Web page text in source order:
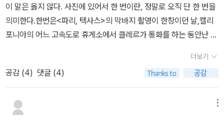
니고 있고,사진을 찍는 이의 시선 그 이상의 것이며인간의 능력을 넘
어선다.말하자면, 모든 사진은 시간의 저편에서, 신의 시야 밖에서이
루어지는 창조행위다...'한 번은 아무것도 아니다'란 속담이 있다. 내
가 아직 어린아이였을 땐 이 말이 꽤 명쾌하게 받아들여졌다. 하지만
적어도 사진에 있어서 이 말은 옳지 않다. 사진에 있어서 한 번이란,정
로 열정적인 사진작가이기도 했다. 첫 번째 사진 전시를 1986년에
이 말은 옳지 않다. 사진에 있어서 한 번이란, 정말로 오직 단 한 번을
의미한다.한번은<파리, 텍사스>의 막바지 촬영이 한창이던 날,캘리
포니아의 어느 고속도로 휴게소에서 클레르가 통화를 하는 동안난 공
없는 상실감에 빠진 채 목적지도 없이 이리저리 차를 몰았다.저녁 무
렵, 유황 냄새가 약간 나는 따뜻한 수돗물을 보며 어리둥절해졌다.알
고 보니 레이캬비크에서는 중앙난방을 비롯해 모든 온수가지하 온천
수로 공급되고 있었다.수영장의 물 역시 지하에서 솟아나는 온천물을
더보기
공감 (4) 댓글 (4)